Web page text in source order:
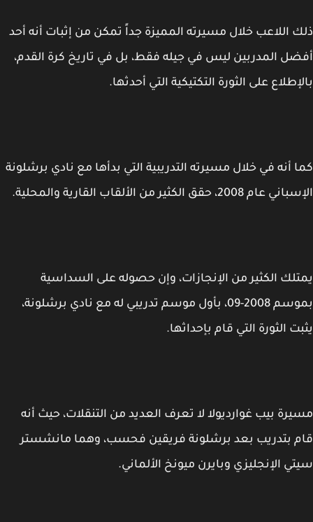
اللاعب خلال مسيرته المميزة جداً تمكن من إثبات أنه أحد
المدربين ليس في جيله فقط، بل في تاريخ كرة القدم،
على الثورة التكتيكية التي أحدثها.
أنه في خلال مسيرته التدريبية التي بدأها مع نادي برشلونة
2008، حقق الكثير من الألقاب القارية والمحلية.
الكثير من الإنجازات، وإن حصوله على السداسية
بموسم 2008-09، بأول موسم تدريبي له مع نادي برشلونة،
الثورة التي قام بإحداثها.
بيب غوارديولا لا تعرف العديد من التنقلات، حيث أنه
بتدريب بعد برشلونة فريقين فحسب، وهما مانشستر
الإنجليزي وبايرن ميونخ الألماني.